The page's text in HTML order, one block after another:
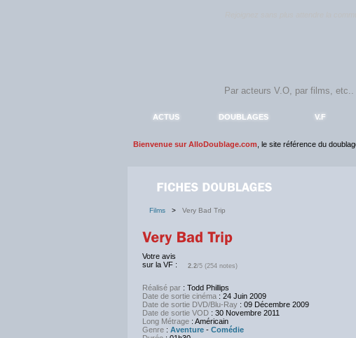
ACTUS DOUBLAGES V.F
Bienvenue sur AlloDoublage.com , le site référence du
Films > Very Bad Trip
Votre avis
sur la VF :
2.2/5 (254 notes)
Réalisé par : Todd Phillips
Date de sortie cinéma : 24 Juin 2009
Date de sortie DVD/Blu-Ray : 09 Décembre 2009
Date de sortie VOD : 30 Novembre 2011
Long Métrage : Américain
Genre : Aventure - Comédie